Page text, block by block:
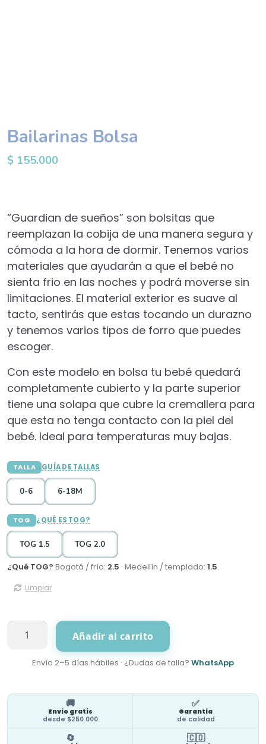
Bailarinas Bolsa
$ 155.000
“Guardian de sueños” son bolsitas que
reemplazan la cobija de una manera segura y
cómoda a la hora de dormir. Tenemos varios
materiales que ayudarán a que el bebé no
sienta frio en las noches y podrá moverse sin
limitaciones. El material exterior es suave al
tacto, sentirás que estas tocando un durazno
y tenemos varios tipos de forro que puedes
escoger.
Con este modelo en bolsa tu bebé quedará
completamente cubierto y la parte superior
tiene una solapa que cubre la cremallera para
que esta no tenga contacto con la piel del
bebé. Ideal para temperaturas muy bajas.
TALLA GUÍA DE TALLAS
0-6 6-18M
TOG ¿QUÉ ES TOG?
TOG 1.5 TOG 2.0
¿Qué TOG? Bogotá / frío: 2.5 · Medellín / templado: 1.5.
Limpiar
Bailarinas
Bolsa
Añadir al carrito
Envío 2–5 días hábiles · ¿Dudas de talla? WhatsApp
🚚
Envío gratis
desde $250.000
✅
Garantía
de calidad
🔄 🇨🇴